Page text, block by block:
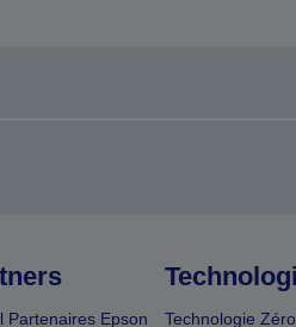
Partenaires Epson Technologie